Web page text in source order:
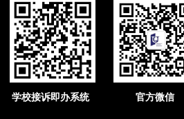
学校接诉即办系统 官方微信